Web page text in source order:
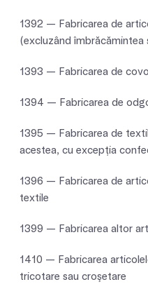
1392 — Fabricarea de
(excluzând îmbrăcămintea
1393 — Fabricarea de
1394 — Fabricarea de
1395 — Fabricarea de
acestea, cu excepţia
1396 — Fabricarea de
textile
1399 — Fabricarea altor
1410 — Fabricarea
tricotare sau croşetare